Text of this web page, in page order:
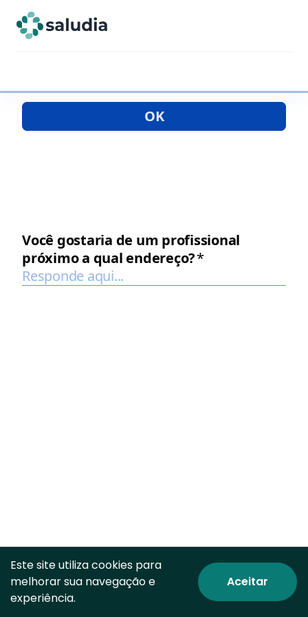
© Todos os direitos reservados.
Este site utiliza cookies para
melhorar sua navegação e
experiência.
Aceitar